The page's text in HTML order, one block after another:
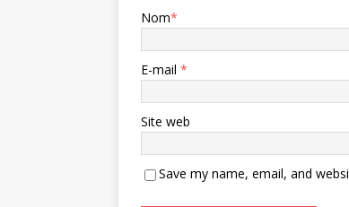
Nom*
E-mail *
Site web
Save my name, email, and